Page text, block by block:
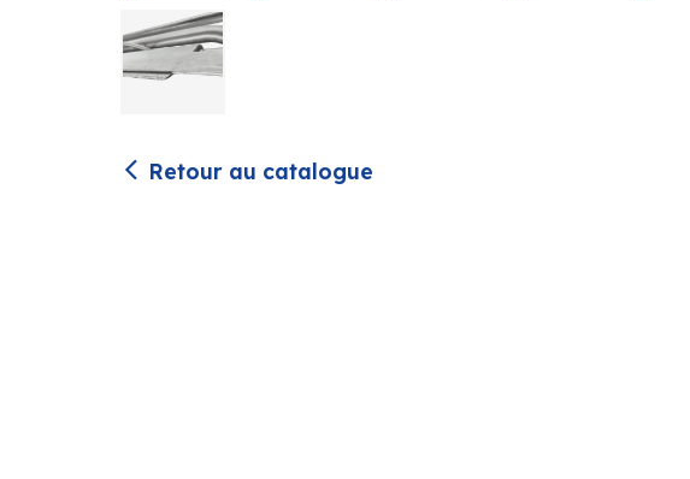
Retour au catalogue